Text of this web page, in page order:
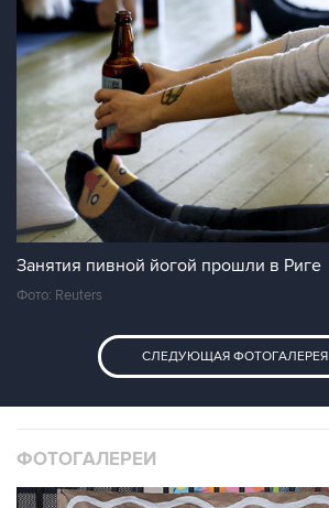
Занятия пивной йогой прошли в Риге
Фото: Reuters
СЛЕДУЮЩАЯ ФОТОГАЛЕРЕЯ
ФОТОГАЛЕРЕИ